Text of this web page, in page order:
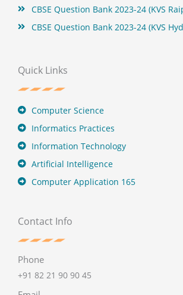
CBSE Question Bank 2023-24 (KVS
CBSE Question Bank 2023-24 (KVS
Quick Links
Computer Science
Informatics Practices
Information Technology
Artificial Intelligence
Computer Application 165
Contact Info
Phone
+91 82 21 90 90 45